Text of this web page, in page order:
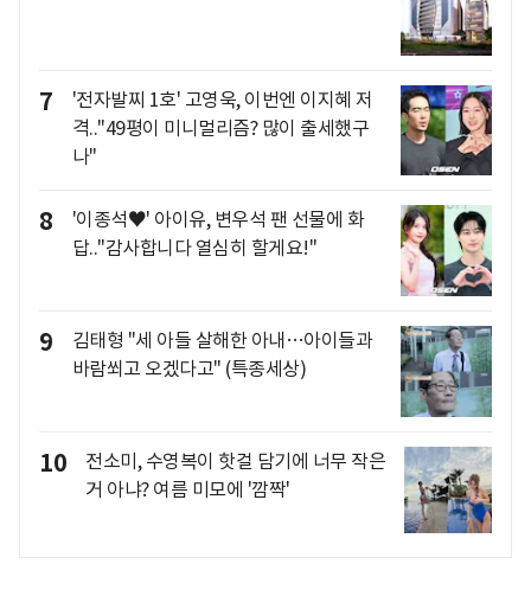
7
'전자발찌 1호' 고영욱, 이번엔 이지혜 저
격.."49평이 미니멀리즘? 많이 출세했구
나"
8
'이종석♥' 아이유, 변우석 팬 선물에 화
답.."감사합니다 열심히 할게요!"
9
김태형 "세 아들 살해한 아내…아이들과
바람쐬고 오겠다고" (특종세상)
10
전소미, 수영복이 핫걸 담기에 너무 작은
거 아냐? 여름 미모에 '깜짝'